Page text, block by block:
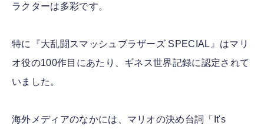
ラクターは多彩です。
特に『大乱闘スマッシュブラザーズ SPECIAL』はマリ
オ役の100作目にあたり、ギネス世界記録に認定されて
いました。
海外メディアのなかには、マリオの決め台詞「It's